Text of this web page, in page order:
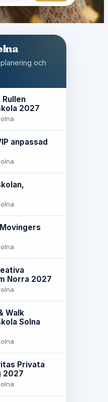
och
2027
anpassad
Norra 2027
Walk
Solna
Privata
2027